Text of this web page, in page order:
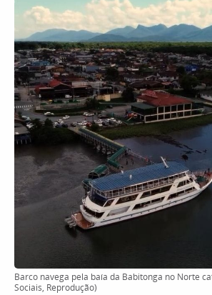
Barco navega pela baía da Babitonga no Norte
Sociais, Reprodução)